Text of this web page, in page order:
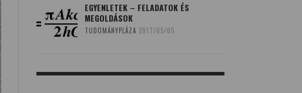
EGYENLETEK – FELADATOK ÉS
MEGOLDÁSOK
TUDOMÁNYPLÁZA 2017/05/05